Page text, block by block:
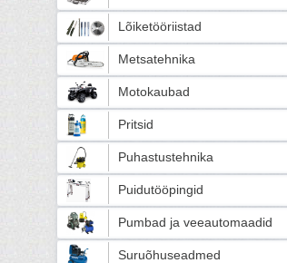
Lõiketööriistad
Metsatehnika
Motokaubad
Pritsid
Puhastustehnika
Puidutööpingid
Pumbad ja veeautomaadid
Suruõhuseadmed